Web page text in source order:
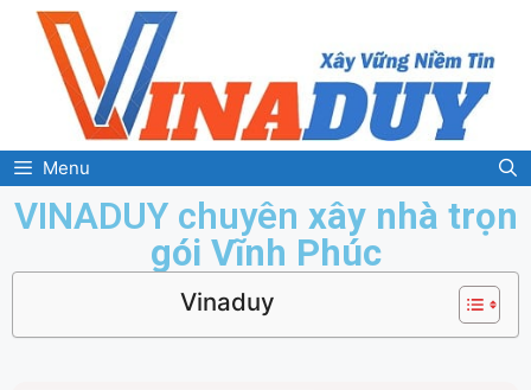
Menu
VINADUY chuyên xây nhà trọn
gói Vĩnh Phúc
Vinaduy